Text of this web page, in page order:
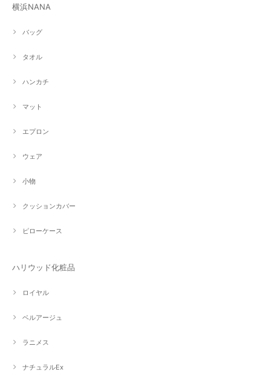
横浜NANA
バッグ
タオル
ハンカチ
マット
エプロン
ウェア
小物
クッションカバー
ピローケース
ハリウッド化粧品
ロイヤル
ベルアージュ
ラニメス
ナチュラルEx